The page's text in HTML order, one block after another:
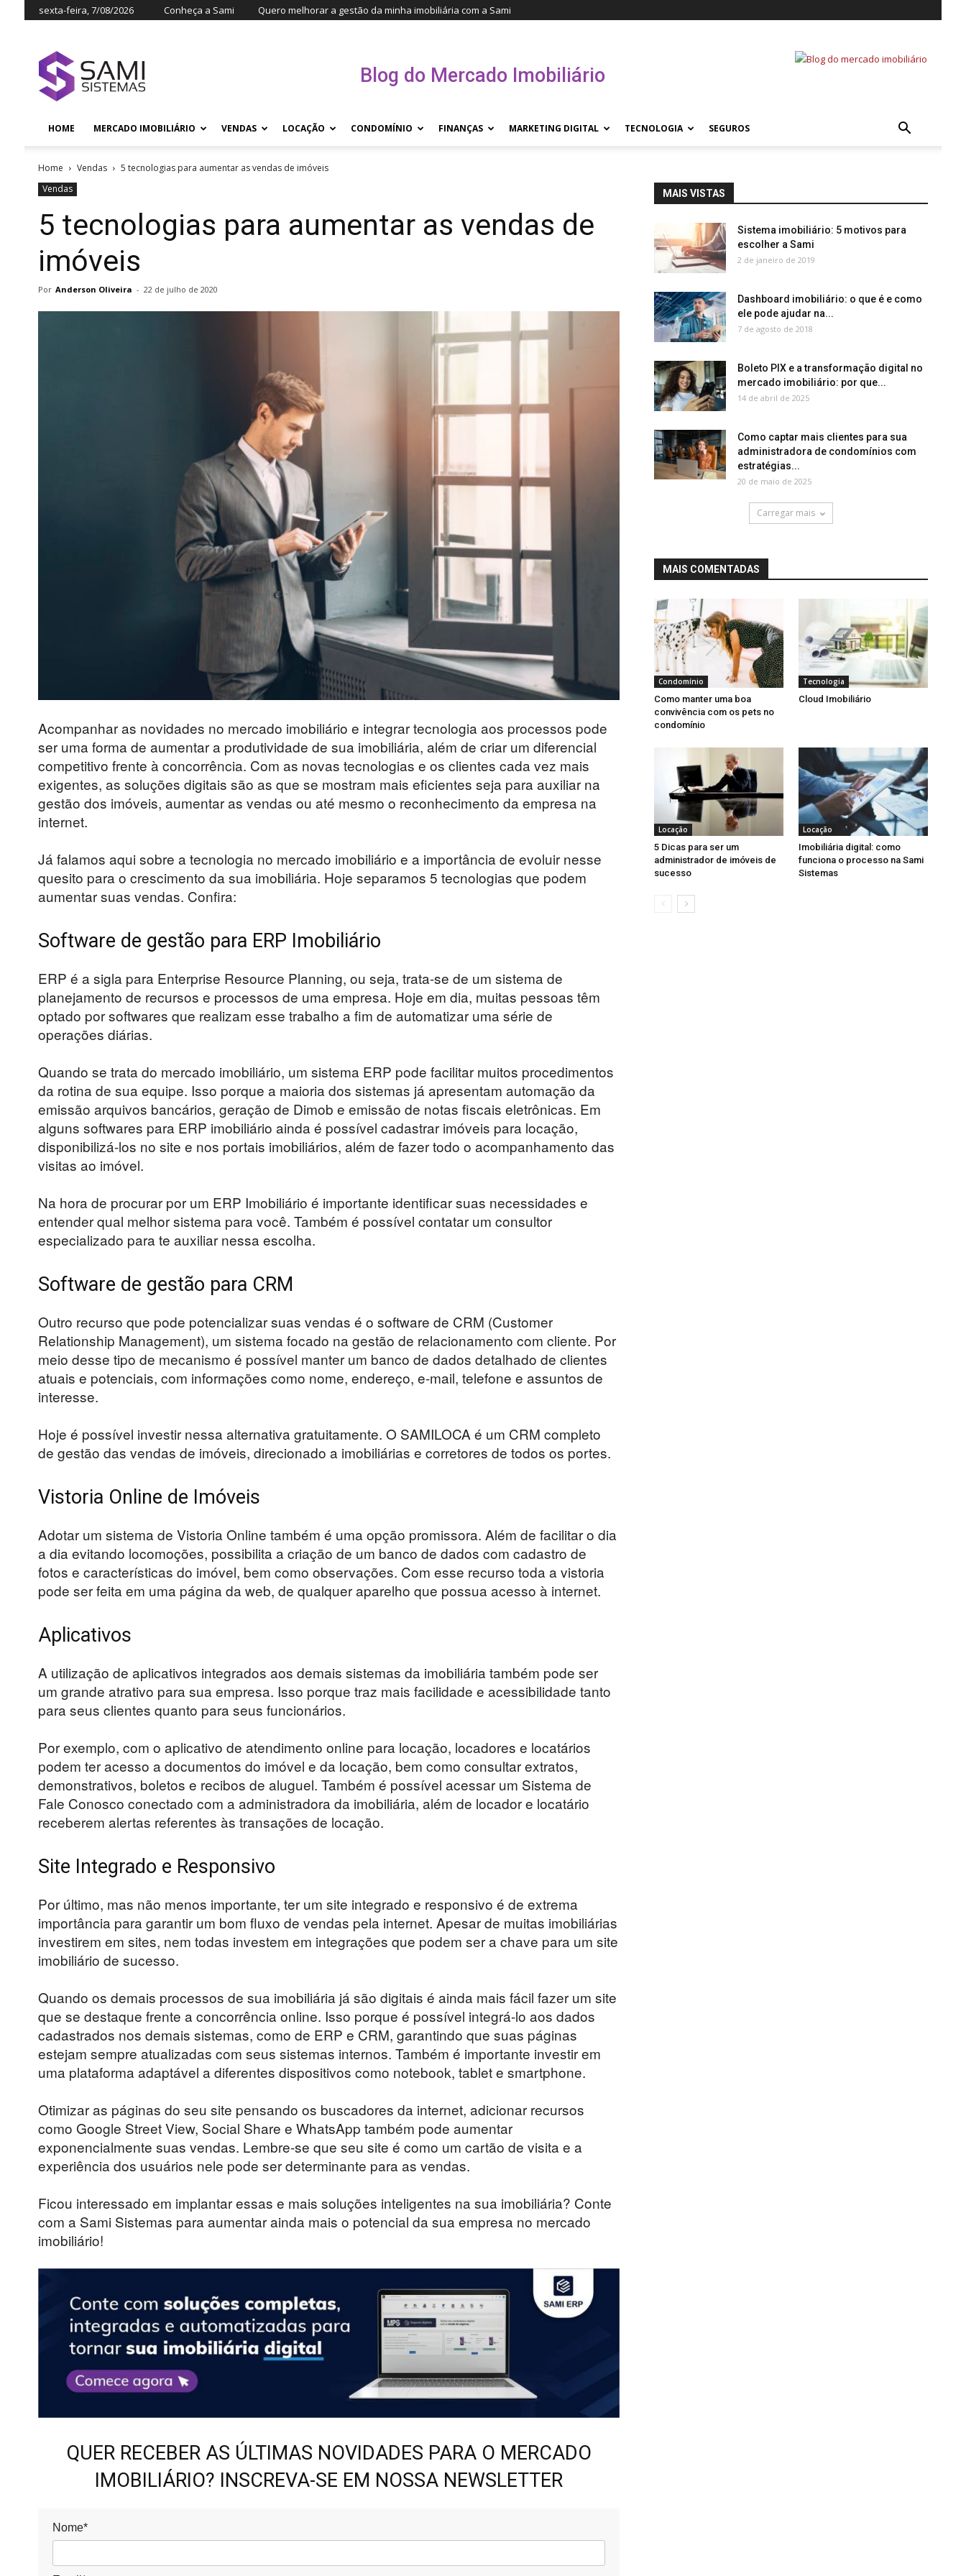
sexta-feira, 7/08/2026 Conheça a Sami Quero melhorar a gestão da minha imobiliária com a Sami
Blog do Mercado Imobiliário
HOME MERCADO IMOBILIÁRIO VENDAS LOCAÇÃO CONDOMÍNIO FINANÇAS MARKETING DIGITAL TECNOLOGIA SEGUROS
Home Vendas
5 tecnologias para aumentar as vendas de imóveis
Vendas
5 tecnologias para aumentar as vendas de
imóveis
Por Anderson Oliveira - 22 de julho de 2020
Acompanhar as novidades no mercado imobiliário e integrar tecnologia aos processos pode
ser uma forma de aumentar a produtividade de sua imobiliária, além de criar um diferencial
competitivo frente à concorrência. Com as novas tecnologias e os clientes cada vez mais
exigentes, as soluções digitais são as que se mostram mais eficientes seja para auxiliar na
gestão dos imóveis, aumentar as vendas ou até mesmo o reconhecimento da empresa na
internet.
Já falamos aqui sobre a tecnologia no mercado imobiliário e a importância de evoluir nesse
quesito para o crescimento da sua imobiliária. Hoje separamos 5 tecnologias que podem
aumentar suas vendas. Confira:
Software de gestão para ERP Imobiliário
ERP é a sigla para Enterprise Resource Planning, ou seja, trata-se de um sistema de
planejamento de recursos e processos de uma empresa. Hoje em dia, muitas pessoas têm
optado por softwares que realizam esse trabalho a fim de automatizar uma série de
operações diárias.
Quando se trata do mercado imobiliário, um sistema ERP pode facilitar muitos procedimentos
da rotina de sua equipe. Isso porque a maioria dos sistemas já apresentam automação da
emissão arquivos bancários, geração de Dimob e emissão de notas fiscais eletrônicas. Em
alguns softwares para ERP imobiliário ainda é possível cadastrar imóveis para locação,
disponibilizá-los no site e nos portais imobiliários, além de fazer todo o acompanhamento das
visitas ao imóvel.
Na hora de procurar por um ERP Imobiliário é importante identificar suas necessidades e
entender qual melhor sistema para você. Também é possível contatar um consultor
especializado para te auxiliar nessa escolha.
Software de gestão para CRM
Outro recurso que pode potencializar suas vendas é o software de CRM (Customer
Relationship Management), um sistema focado na gestão de relacionamento com cliente. Por
meio desse tipo de mecanismo é possível manter um banco de dados detalhado de clientes
atuais e potenciais, com informações como nome, endereço, e-mail, telefone e assuntos de
interesse.
Hoje é possível investir nessa alternativa gratuitamente. O SAMILOCA é um CRM completo
de gestão das vendas de imóveis, direcionado a imobiliárias e corretores de todos os portes.
Vistoria Online de Imóveis
Adotar um sistema de Vistoria Online também é uma opção promissora. Além de facilitar o dia
a dia evitando locomoções, possibilita a criação de um banco de dados com cadastro de
fotos e características do imóvel, bem como observações. Com esse recurso toda a vistoria
pode ser feita em uma página da web, de qualquer aparelho que possua acesso à internet.
Aplicativos
A utilização de aplicativos integrados aos demais sistemas da imobiliária também pode ser
um grande atrativo para sua empresa. Isso porque traz mais facilidade e acessibilidade tanto
para seus clientes quanto para seus funcionários.
Por exemplo, com o aplicativo de atendimento online para locação, locadores e locatários
podem ter acesso a documentos do imóvel e da locação, bem como consultar extratos,
demonstrativos, boletos e recibos de aluguel. Também é possível acessar um Sistema de
Fale Conosco conectado com a administradora da imobiliária, além de locador e locatário
receberem alertas referentes às transações de locação.
Site Integrado e Responsivo
Por último, mas não menos importante, ter um site integrado e responsivo é de extrema
importância para garantir um bom fluxo de vendas pela internet. Apesar de muitas imobiliárias
investirem em sites, nem todas investem em integrações que podem ser a chave para um site
imobiliário de sucesso.
Quando os demais processos de sua imobiliária já são digitais é ainda mais fácil fazer um site
que se destaque frente a concorrência online. Isso porque é possível integrá-lo aos dados
cadastrados nos demais sistemas, como de ERP e CRM, garantindo que suas páginas
estejam sempre atualizadas com seus sistemas internos. Também é importante investir em
uma plataforma adaptável a diferentes dispositivos como notebook, tablet e smartphone.
Otimizar as páginas do seu site pensando os buscadores da internet, adicionar recursos
como Google Street View, Social Share e WhatsApp também pode aumentar
exponencialmente suas vendas. Lembre-se que seu site é como um cartão de visita e a
experiência dos usuários nele pode ser determinante para as vendas.
Ficou interessado em implantar essas e mais soluções inteligentes na sua imobiliária? Conte
com a Sami Sistemas para aumentar ainda mais o potencial da sua empresa no mercado
imobiliário!
QUER RECEBER AS ÚLTIMAS NOVIDADES PARA O MERCADO
IMOBILIÁRIO? INSCREVA-SE EM NOSSA NEWSLETTER
Nome*
MAIS VISTAS
Sistema imobiliário: 5 motivos para
escolher a Sami
2 de janeiro de 2019
Dashboard imobiliário: o que é e como
ele pode ajudar na...
7 de agosto de 2018
Boleto PIX e a transformação digital no
mercado imobiliário: por que...
14 de abril de 2025
Como captar mais clientes para sua
administradora de condomínios com
estratégias...
20 de maio de 2025
Carregar mais
MAIS COMENTADAS
Condomínio
Como manter uma boa
convivência com os pets no
condomínio
Tecnologia
Cloud Imobiliário
Locação
5 Dicas para ser um
administrador de imóveis de
sucesso
Locação
Imobiliária digital: como
funciona o processo na Sami
Sistemas